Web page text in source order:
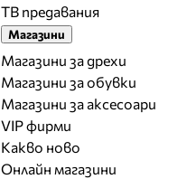
ТВ предавания
Магазини
Магазини за дрехи
Магазини за обувки
Магазини за aксесоари
VIP фирми
Какво ново
Онлайн магазини